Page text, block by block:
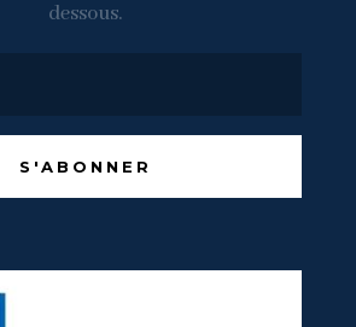
dessous.
S'ABONNER